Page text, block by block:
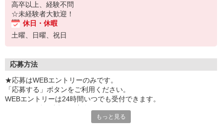
高卒以上、経験不問
☆未経験者大歓迎！
休日・休暇
土曜、日曜、祝日
応募方法
★応募はWEBエントリーのみです。
「応募する」ボタンをご利用ください。
WEBエントリーは24時間いつでも受付できます。
もっと見る